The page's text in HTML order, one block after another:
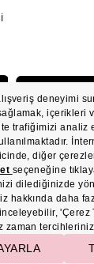
A.Ş.
Müşteri
Üyelik ve Gizlilik